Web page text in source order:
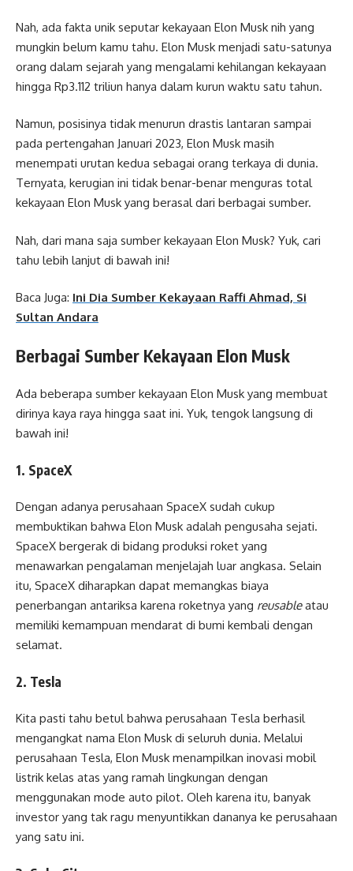
Nah, ada fakta unik seputar kekayaan Elon Musk nih yang
mungkin belum kamu tahu. Elon Musk menjadi satu-satunya
orang dalam sejarah yang mengalami kehilangan kekayaan
hingga Rp3.112 triliun hanya dalam kurun waktu satu tahun.
Namun, posisinya tidak menurun drastis lantaran sampai
pada pertengahan Januari 2023, Elon Musk masih
menempati urutan kedua sebagai orang terkaya di dunia.
Ternyata, kerugian ini tidak benar-benar menguras total
kekayaan Elon Musk yang berasal dari berbagai sumber.
Nah, dari mana saja sumber kekayaan Elon Musk? Yuk, cari
tahu lebih lanjut di bawah ini!
Baca Juga: Ini Dia Sumber Kekayaan Raffi Ahmad, Si
Sultan Andara
Berbagai Sumber Kekayaan Elon Musk
Ada beberapa sumber kekayaan Elon Musk yang membuat
dirinya kaya raya hingga saat ini. Yuk, tengok langsung di
bawah ini!
1. SpaceX
Dengan adanya perusahaan SpaceX sudah cukup
membuktikan bahwa Elon Musk adalah pengusaha sejati.
SpaceX bergerak di bidang produksi roket yang
menawarkan pengalaman menjelajah luar angkasa. Selain
itu, SpaceX diharapkan dapat memangkas biaya
penerbangan antariksa karena roketnya yang reusableatau
memiliki kemampuan mendarat di bumi kembali dengan
selamat.
2. Tesla
Kita pasti tahu betul bahwa perusahaan Tesla berhasil
mengangkat nama Elon Musk di seluruh dunia. Melalui
perusahaan Tesla, Elon Musk menampilkan inovasi mobil
listrik kelas atas yang ramah lingkungan dengan
menggunakan mode auto pilot. Oleh karena itu, banyak
investor yang tak ragu menyuntikkan dananya ke perusahaan
yang satu ini.